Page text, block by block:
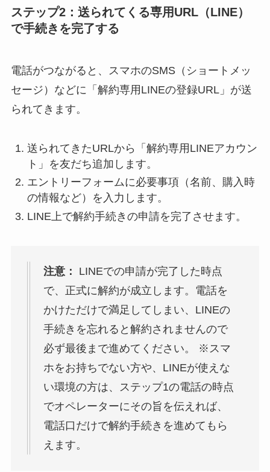
ステップ2：送られてくる専用URL（LINE）
で手続きを完了する
電話がつながると、スマホのSMS（ショートメッ
セージ）などに「解約専用LINEの登録URL」が送
られてきます。
送られてきたURLから「解約専用LINEアカウン
ト」を友だち追加します。
エントリーフォームに必要事項（名前、購入時
の情報など）を入力します。
LINE上で解約手続きの申請を完了させます。
注意：
LINEでの申請が完了した時点
で、正式に解約が成立します。電話を
かけただけで満足してしまい、LINEの
手続きを忘れると解約されませんので
必ず最後まで進めてください。 ※スマ
ホをお持ちでない方や、LINEが使えな
い環境の方は、ステップ1の電話の時点
でオペレーターにその旨を伝えれば、
電話口だけで解約手続きを進めてもら
えます。